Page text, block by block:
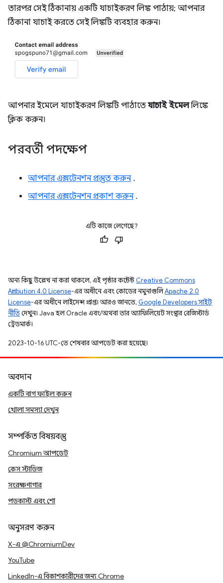
তারপর সেই ঠিকানায় একটি যাচাইকরণ লিঙ্ক পাঠায়; আপনার
ঠিকানা যাচাই করতে সেই লিঙ্কটি ব্যবহার করুন।
আপনার ইমেলে যাচাইকরণ লিঙ্কটি পাঠাতে যাচাই ইমেললিঙ্কে
ক্লিক করুন।
পরবর্তী পদক্ষেপ
আপনার এক্সটেনশন প্রস্তুত করুন.
আপনার এক্সটেনশন প্রকাশ করুন.
এটি কাজে লেগেছে?
অন্য কিছু উল্লেখ না করা থাকলে, এই পৃষ্ঠার কন্টেন্ট Creative Commons
Attribution 4.0 License-এর অধীনে এবং কোডের নমুনাগুলিApache 2.0
License-এর অধীনে লাইসেন্স প্রাপ্ত। আরও জানতে, Google Developers সাইট
নীতিদেখুন। Java হল Oracle এবং/অথবা তার অ্যাফিলিয়েট সংস্থার রেজিস্টার্ড
ট্রেডমার্ক।
2023-10-16 UTC-তে শেষবার আপডেট করা হয়েছে।
অবদান
একটি বাগ ফাইল করুন
খোলা সমস্যা দেখুন
সম্পর্কিত বিষয়বস্তু
Chromium আপডেট
কেস স্টাডিজ
সংরক্ষণাগার
পডকাস্ট এবং শো
অনুসরণ করুন
X-এ @ChromiumDev
YouTube
LinkedIn-এ বিকাশকারীদের জন্য Chrome